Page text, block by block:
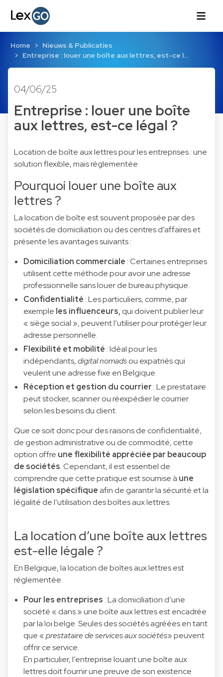
Home
Nieuws & Publicaties
Entreprise : louer une boîte aux lettres, est-ce l…
04/06/25
Entreprise : louer une boîte
aux lettres, est-ce légal ?
Location de boîte aux lettres pour les entreprises : une
solution flexible, mais réglementée
Pourquoi louer une boîte aux
lettres ?
La location de boîte est souvent proposée par des
sociétés de domiciliation ou des centres d’affaires et
présente les avantages suivants :
Domiciliation commerciale : Certaines entreprises
utilisent cette méthode pour avoir une adresse
professionnelle sans louer de bureau physique.
Confidentialité : Les particuliers, comme, par
exemple les influenceurs, qui doivent publier leur
« siège social », peuvent l’utiliser pour protéger leur
adresse personnelle.
Flexibilité et mobilité : Idéal pour les
indépendants,digital nomadsou expatriés qui
veulent une adresse fixe en Belgique.
Réception et gestion du courrier : Le prestataire
peut stocker, scanner ou réexpédier le courrier
selon les besoins du client.
Que ce soit donc pour des raisons de confidentialité,
de gestion administrative ou de commodité, cette
option offre une flexibilité appréciée par beaucoup
de sociétés. Cependant, il est essentiel de
comprendre que cette pratique est soumise à une
législation spécifique afin de garantir la sécurité et la
légalité de l’utilisation des boîtes aux lettres.
La location d’une boîte aux lettres
est-elle légale ?
En Belgique, la location de boîtes aux lettres est
réglementée.
Pour les entreprises : La domiciliation d’une
société « dans » une boîte aux lettres est encadrée
par la loi belge. Seules des sociétés agréées en tant
que «prestataire de services aux sociétés» peuvent
offrir ce service.
En particulier, l’entreprise louant une boîte aux
lettres doit fournir une preuve de son existence